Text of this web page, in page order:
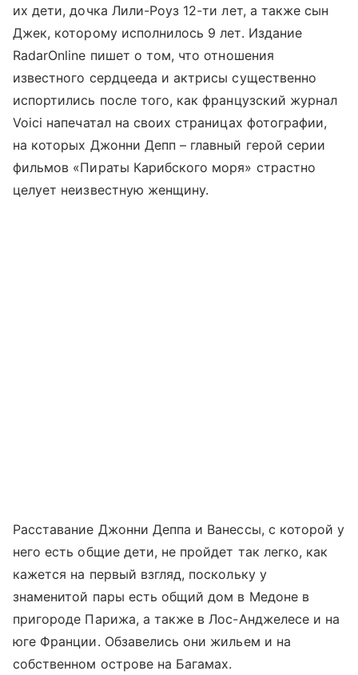
их дети, дочка Лили-Роуз 12-ти лет, а также сын
Джек, которому исполнилось 9 лет. Издание
RadarOnline пишет о том, что отношения
известного сердцееда и актрисы существенно
испортились после того, как французский журнал
Voici напечатал на своих страницах фотографии,
на которых Джонни Депп – главный герой серии
фильмов «Пираты Карибского моря» страстно
целует неизвестную женщину.
Расставание Джонни Деппа и Ванессы, с которой у
него есть общие дети, не пройдет так легко, как
кажется на первый взгляд, поскольку у
знаменитой пары есть общий дом в Медоне в
пригороде Парижа, а также в Лос-Анджелесе и на
юге Франции. Обзавелись они жильем и на
собственном острове на Багамах.